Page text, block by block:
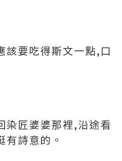
該要吃得斯文一點,口
染匠婆婆那裡,沿途看
有詩意的。